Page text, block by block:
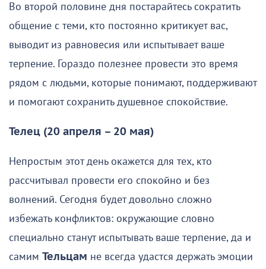
Во второй половине дня постарайтесь сократить
общение с теми, кто постоянно критикует вас,
выводит из равновесия или испытывает ваше
терпение. Гораздо полезнее провести это время
рядом с людьми, которые понимают, поддерживают
и помогают сохранить душевное спокойствие.
Телец (20 апреля – 20 мая)
Непростым этот день окажется для тех, кто
рассчитывал провести его спокойно и без
волнений. Сегодня будет довольно сложно
избежать конфликтов: окружающие словно
специально станут испытывать ваше терпение, да и
самим Тельцам не всегда удастся держать эмоции